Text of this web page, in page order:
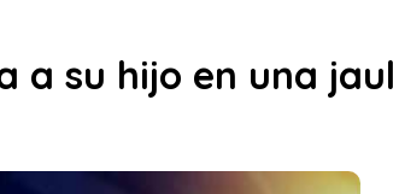
a su hijo en una